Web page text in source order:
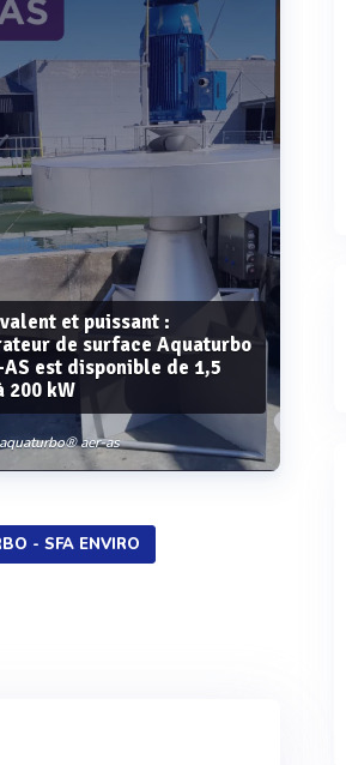
et puissant :
de surface Aquaturbo
AS est disponible de 1,5
200 kW
aquaturbo® aer-as
Voir plus
- SFA ENVIRO